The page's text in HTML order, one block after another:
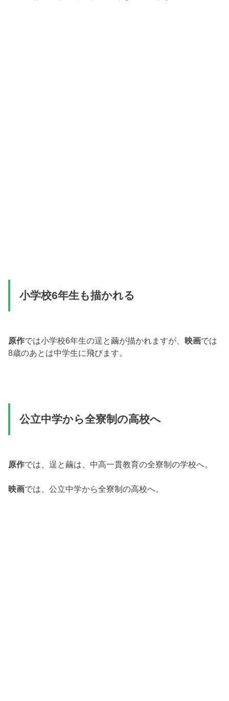
小学校6年生も描かれる
原作では小学校6年生の逞と繭が描かれますが、 映画では
8歳のあとは中学生に飛びます。
公立中学から全寮制の高校へ
原作では、逞と繭は、中高一貫教育の全寮制の学校へ。
映画では、公立中学から全寮制の高校へ。